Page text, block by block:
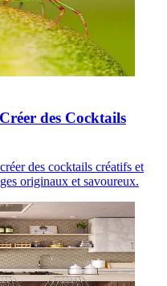
des Cocktails
des cocktails créatifs et
originaux et savoureux.